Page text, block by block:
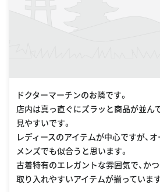
ドクターマーチンのお隣です。
店内は真っ直ぐにズラッと商品が並ん
見やすいです。
レディースのアイテムが中心ですが、
メンズでも似合うと思います。
古着特有のエレガントな雰囲気で、か
取り入れやすいアイテムが揃っています